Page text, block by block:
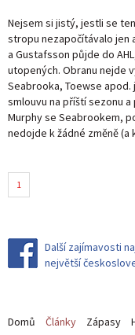
Nejsem si jistý, jestli se
stropu nezapočítávalo jen
a Gustafsson půjde do
utopených. Obranu nejde
Seabrooka, Toewse
smlouvu na příští sezonu
Murphy se Seabrookem,
nedojde k žádné změně
1
Další zajímavosti
největší
Domů Články Zápasy